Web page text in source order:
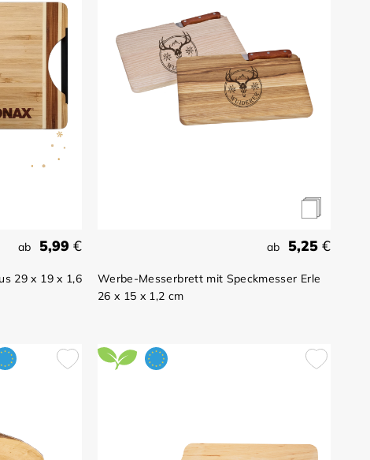
ab 5,99 €
29 x 19 x 1,6
ab 5,25 €
Werbe-Messerbrett mit Speckmesser Erle
26 x 15 x 1,2 cm